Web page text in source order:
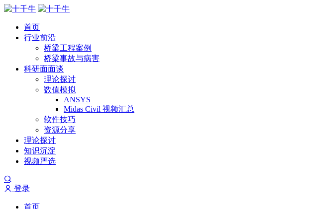
首页
行业前沿
桥梁工程案例
桥梁事故与病害
科研面面谈
理论探讨
数值模拟
ANSYS
Midas Civil 视频汇总
软件技巧
资源分享
理论探讨
知识沉淀
视频严选
登录
首页